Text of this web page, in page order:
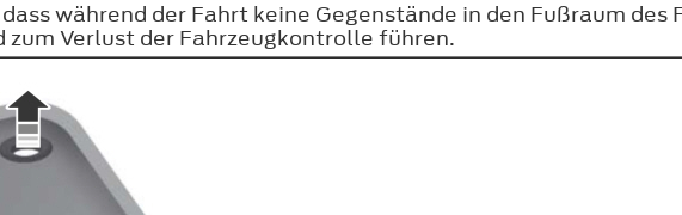
während der Fahrt keine Gegenstände in den Fußraum des
Verlust der Fahrzeugkontrolle führen.